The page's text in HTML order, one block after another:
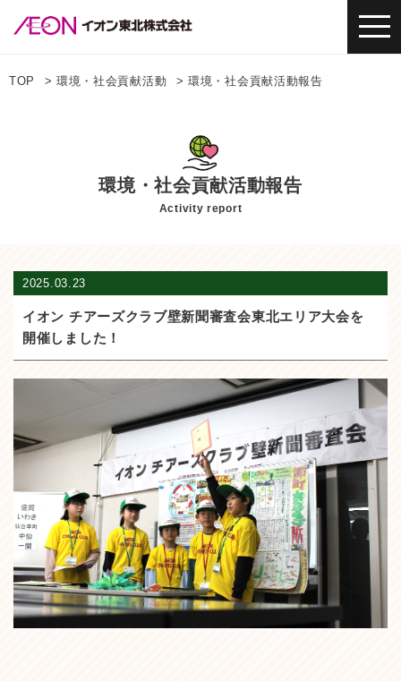
TOP 環境・社会貢献活動 環境・社会貢献活動報告
環境・社会貢献活動報告
Activity report
2025.03.23
イオン チアーズクラブ壁新聞審査会東北エリア大会を
開催しました！